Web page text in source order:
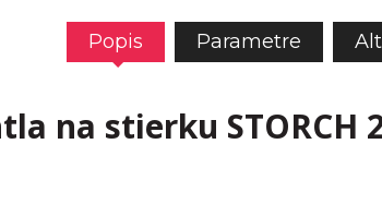
Popis Parametre
na stierku STORCH